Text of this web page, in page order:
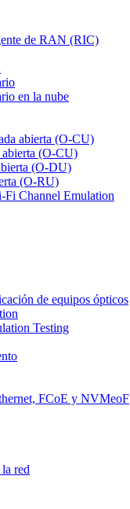
de RAN (RIC)
en la nube
abierta (O-CU)
abierta (O-CU)
(O-DU)
(O-RU)
Fi Channel Emulation
de equipos ópticos
Testing
FCoE y NVMeoF
red